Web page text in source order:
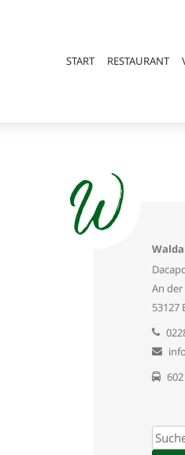
START RESTAURANT
An der
53127
Suchen
nach: